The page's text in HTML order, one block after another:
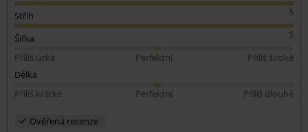
5
Střih
5
Šířka
Příliš úzké
Perfektní
Příliš široké
Délka
Příliš krátké
Perfektní Příliš dlouhé
Ověřená recenze